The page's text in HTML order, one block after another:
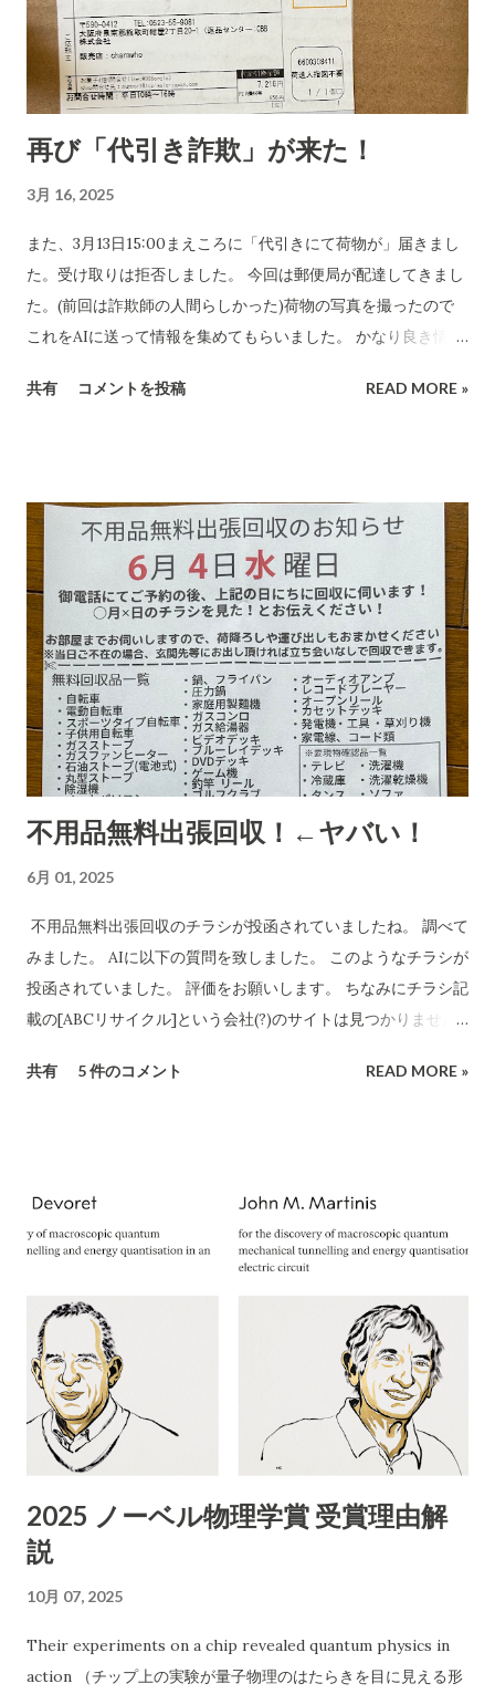
再び「代引き詐欺」が来た！
3月 16, 2025
また、3月13日15:00まえころに「代引きにて荷物が」届きまし
た。受け取りは拒否しました。 今回は郵便局が配達してきまし
た。(前回は詐欺師の人間らしかった)荷物の写真を撮ったので
これをAIに送って情報を集めてもらいました。 かなり良き情報
さまざま考え抜いてやっています。 高齢の女性や意思表示がで
受ける郵便局とヤマトなど宅配会社にとっては上得意のお客さ
まであるのかもしれない???...(受取拒絶で返品になる確率はかな
り高いのでその返送時の運賃も売上となります。) 以下は、AI
の分析です。長文です。 詐欺にかかる心理についてもAIに分
析・解説をしてもらいました。 CBB 株式会社、および
「charmmsho」という販売店に関する詐欺やトラブル報告の
有無を確認します。また、送り主情報の詳細な住所や連絡先が
正式な企業情報と一致するかどうかも調べます。 Research
completed in 8m· 16 件の情報源 CBB株式会社および販売店
「charmmsho」に関する調査報告 会社所在地・連絡先の検証
CBB株式会社は法人登記上、「大阪府泉南郡熊取町紺屋2丁目
屋2-20-1」と記載されています​ CBB-SHYOJI.COM 。販売店
「charmmsho」のサイト上で表示されていた会社所在地がこ
の住所と一致している場合、一見すると所在地に関しては正式
な企業情報と合致していると言えます。 しかし、連絡先情報に
してメールアドレスのみを掲載しており、電話番号は公開され
く名古屋（052）エリアの番号です。実際に「052-355...
共有 コメントを投稿 READ MORE »
不用品無料出張回収！←ヤバい！
6月 01, 2025
不用品無料出張回収のチラシが投函されていましたね。 調べて
みました。 AIに以下の質問を致しました。 このようなチラシが
投函されていました。 評価をお願いします。 ちなみにチラシ記
載の[ABCリサイクル]という会社(?)のサイトは見つかりません
https://www.city.tokorozawa.saitama.jp/kurashi/gomi/shi
には所沢市の「一般廃棄物処理業」の許可が必要です。 「産業
廃棄物処理業」や 「古物商」の許可では回収できません。
ChatGPT まえださん、画像ありがとうございます。このよう
な「不用品無料出張回収」のチラシについて、詳細に評価・ア
ドバイスいたします。 1. 内容の分析 業者名 ：ABCリサイクル
所在地 ：埼玉県所沢市松郷141 許可番号 ：自動車商許可証 第
431090053454号（古物商許可証） 連絡先 ：携帯番号のみ
（090-4713-2580） 受付時間 ：8:00〜18:00 チラシの訴求点
「無料回収」「当日でもOK」「幅広い品目」「遺品整理、引越
作業可能などと記載 2. 危険性・リスク評価 1）「無料」表記の
ワナ 実際に依頼すると「無料では回収できない」「特定品目は
料回収」と言いながら、現場で高額請求する 悪質な業者も存在
します。 2）連絡先が「携帯電話番号のみ」 一般的な法人や信
頼できる事業者であれば「固定電話」や「会社ホームページ」
共有 5 件のコメント READ MORE »
2025 ノーベル物理学賞 受賞理由解
説
10月 07, 2025
Their experiments on a chip revealed quantum physics in
action （チップ上の実験が量子物理のはたらきを目に見える形